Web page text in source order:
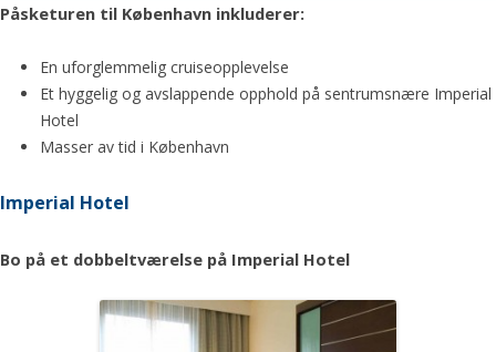
Påsketuren til København inkluderer:
En uforglemmelig cruiseopplevelse
Et hyggelig og avslappende opphold på sentrumsnære Imperial
Hotel
Masser av tid i København
Imperial Hotel
Bo på et dobbeltværelse på Imperial Hotel